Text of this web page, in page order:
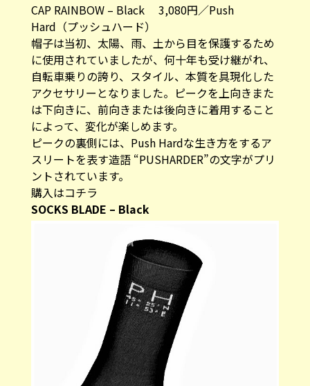
CAP RAINBOW – Black 3,080円／Push
Hard（プッシュハード）
帽子は当初、太陽、雨、土から目を保護するため
に使用されていましたが、何十年も受け継がれ、
自転車乗りの誇り、スタイル、本質を具現化した
アクセサリーとなりました。ピークを上向きまた
は下向きに、前向きまたは後向きに着用すること
によって、変化が楽しめます。
ピークの裏側には、Push Hardな生き方をするア
スリートを表す造語 “PUSHARDER”の文字がプリ
ントされています。
購入はコチラ
SOCKS BLADE – Black